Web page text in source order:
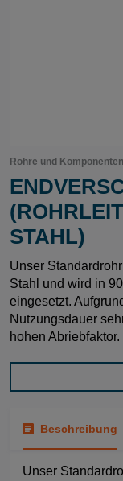
Rohre und
STAHL)
Unser
Stahl und wird in
eingesetzt.
Nutzungsdauer
hohen Abriebfaktor.
Beschreibung
Unser